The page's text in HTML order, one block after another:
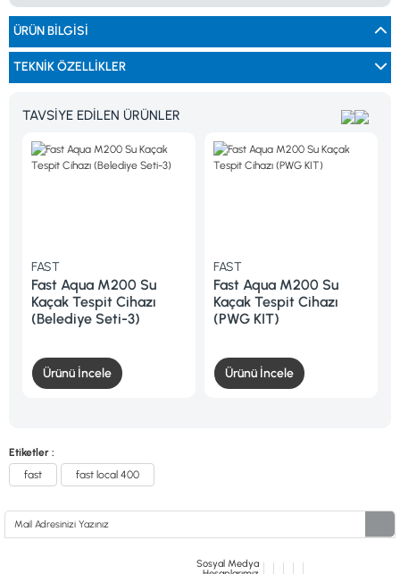
0533 061 73 68 0533 206 6086 0212 222 12 61 0332 321 45 59
© 2024 Tevafuk Elektronik LTD. ŞTİ.
Dedektör Dünyası, lider dünya markası dedektörlerin
Türkiye distribitörü olan Tevafuk Elektronik LTD. ŞTİ. resmi satış kanalıdır.
ÜRÜN BILGISI
TEKNIK ÖZELLIKLER
TAVSİYE EDİLEN ÜRÜNLER
FAST
Fast Aqua M200 Su
Kaçak Tespit Cihazı
(Belediye Seti-3)
Ürünü İncele
FAST
Fast Aqua M200 Su
Kaçak Tespit Cihazı
(PWG KIT)
Ürünü İncele
Etiketler :
fast
fast local 400
Sosyal Medya